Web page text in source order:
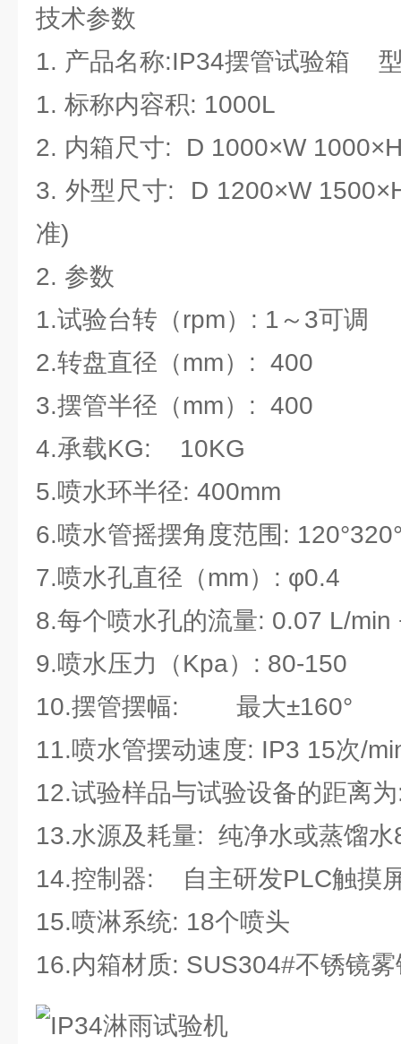
技术参数
1. 产品名称:IP34摆管试验箱
1. 标称内容积: 1000L
2. 内箱尺寸: D 1000×W
3. 外型尺寸: D 1200×W
准)
2. 参数
1.试验台转（rpm）: 1～3可调
2.转盘直径（mm）: 400
3.摆管半径（mm）: 400
4.承载KG: 10KG
5.喷水环半径: 400mm
6.喷水管摇摆角度范围:
7.喷水孔直径（mm）: φ0.4
8.每个喷水孔的流量: 0.07 L/min
9.喷水压力（Kpa）: 80-150
10.摆管摆幅: 最大±160°
11.喷水管摆动速度: IP3 15次/
12.试验样品与试验设备的距离
13.水源及耗量: 纯净水或蒸馏水
14.控制器: 自主研发PLC触摸
15.喷淋系统: 18个喷头
16.内箱材质: SUS304#不锈镜